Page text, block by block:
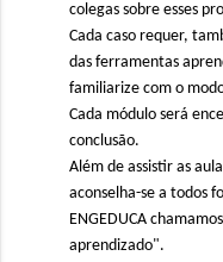
colegas sobre esses
Cada caso requer,
das ferramentas
familiarize com o
Cada módulo será
conclusão.
Além de assistir as
aconselha-se a todos
ENGEDUCA
aprendizado".